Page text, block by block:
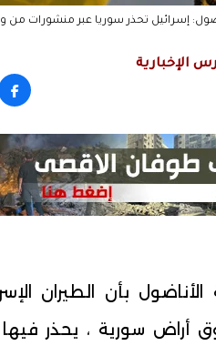
إسرائيل تحذر سوريا عبر منشورات من
الإخبارية
الأناضول بأن الطيران
أراض سورية ، يحذر